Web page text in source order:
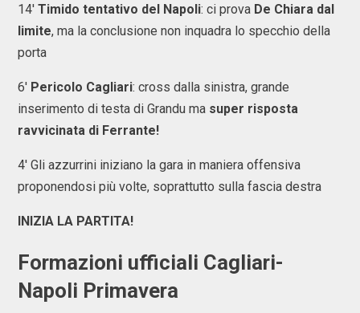
14' Timido tentativo del Napoli: ci prova De Chiara dal
limite, ma la conclusione non inquadra lo specchio della
porta
6' Pericolo Cagliari: cross dalla sinistra, grande
inserimento di testa di Grandu ma super risposta
ravvicinata di Ferrante!
4' Gli azzurrini iniziano la gara in maniera offensiva
proponendosi più volte, soprattutto sulla fascia destra
INIZIA LA PARTITA!
Formazioni ufficiali Cagliari-
Napoli Primavera